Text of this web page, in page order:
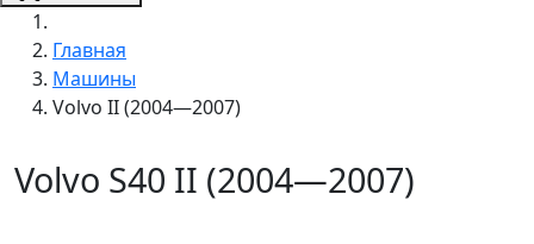
Главная
Машины
Volvo II (2004—2007)
Volvo S40 II (2004—2007)